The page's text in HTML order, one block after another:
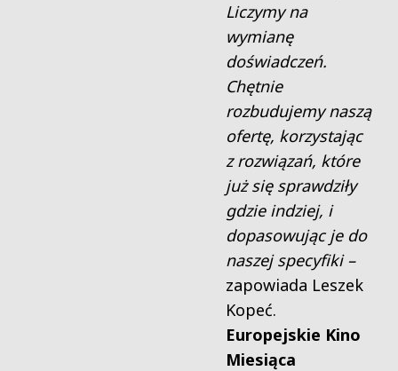
Liczymy na
wymianę
doświadczeń.
Chętnie
rozbudujemy naszą
ofertę, korzystając
z rozwiązań, które
już się sprawdziły
gdzie indziej, i
dopasowując je do
naszej specyfiki –
zapowiada Leszek
Kopeć.
Europejskie Kino
Miesiąca